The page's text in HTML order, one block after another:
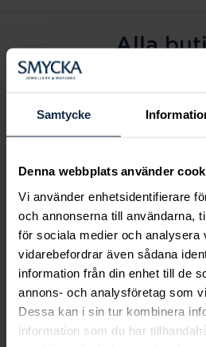
Samtycke
Denna webbplats använder
Vi använder enhetsidentifierare
och annonserna till användarna,
för sociala medier och analysera
vidarebefordrar även sådana
information från din enhet till de
annons- och analysföretag som
Dessa kan i sin tur kombinera
information som du har
Alla
Alingsås
Arvidsjaur
Eksjö
Fagersta
Farsta
Gävle
Halmstad
Halmstad Hallarna
Haninge